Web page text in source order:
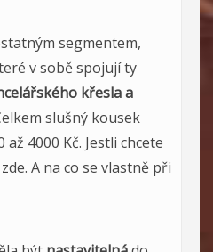
segmentem,
v sobě spojují ty
křesla a
slušný kousek
4000 Kč. Jestli chcete
A na co se vlastně při